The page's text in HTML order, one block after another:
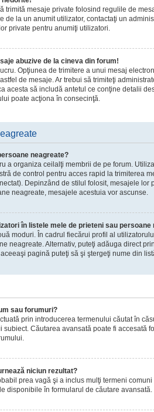
trimită mesaje private folosind regulile de
de la un anumit utilizator, contactaţi un
private pentru anumiţi utilizatori.
abuzive de la cineva din forum!
Opţiunea de trimitere a unui mesaj
de mesaje. Ar trebui să trimiteţi
acesta să includă antetul ce conţine detalii
poate acţiona în consecinţă.
neagreate?
a organiza ceilalţi membrii de pe forum.
de control pentru acces rapid la trimiterea
Depinzând de stilul folosit, mesajele lor
neagreate, mesajele acestuia vor ascunse.
în listele mele de prieteni sau persoane
moduri. În cadrul fiecărui profil al
neagreate. Alternativ, puteţi adăuga direct
pagină puteţi să şi ştergeţi nume din
sau forumuri?
prin introducerea termenului căutat în
Căutarea avansată poate fi accesată
niciun rezultat?
prea vagă şi a inclus mulţi termeni
disponibile în formularul de căutare avansată.